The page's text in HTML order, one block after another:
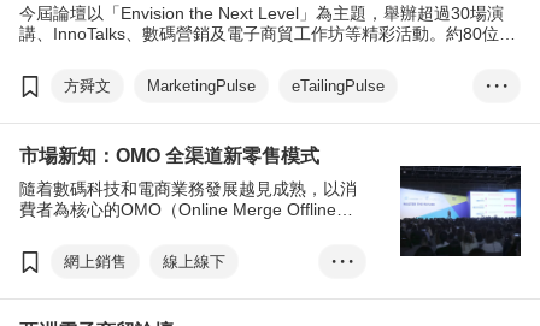
今屆論壇以「Envision the Next Level」為主題，舉辦超過30場演
講、InnoTalks、數碼營銷及電子商貿工作坊等精彩活動。約80位來
括AI人工智能營銷與創新、正向營銷、國潮、K-pop 營銷、Alpha世
代、銀髮市場營銷與機遇、可持續營銷、感官營銷、無性別營銷及
方舜文 MarketingPulse
eTailingPulse
人工智能
電子商貿
• • •
市場新知：OMO 全渠道新零售模式
隨着數碼科技和電商業務發展越見成熟，以消
費者為核心的OMO（Online Merge Offline線
數據串聯，虛實整合了顧客「人流」、「數
據」與「體驗」，成為企業不可忽視的營銷新
網上銷售
線上線下
電子商貿
MarketingPulse
• • •